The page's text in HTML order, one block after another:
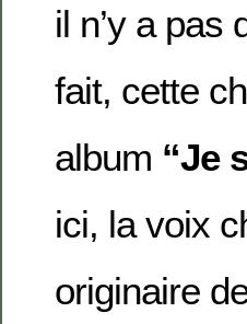
il n’y a pas
fait, cette
album “Je
ici, la voix
originaire